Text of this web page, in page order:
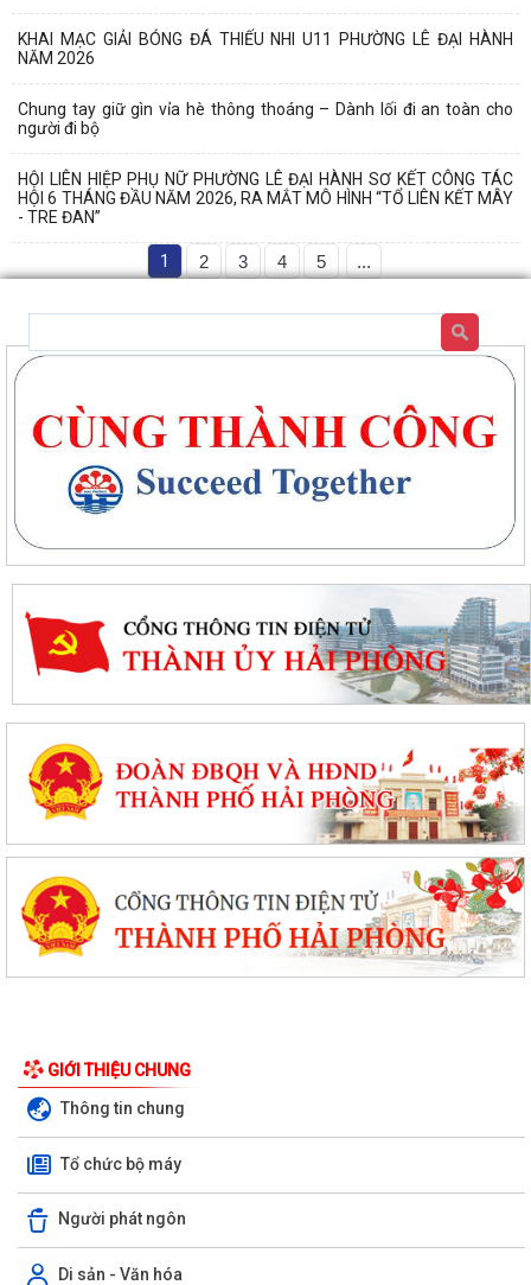
KHAI MẠC GIẢI BÓNG ĐÁ THIẾU NHI U11 PHƯỜNG LÊ ĐẠI HÀNH
NĂM 2026
Chung tay giữ gìn vỉa hè thông thoáng – Dành lối đi an toàn cho
người đi bộ
HỘI LIÊN HIỆP PHỤ NỮ PHƯỜNG LÊ ĐẠI HÀNH SƠ KẾT CÔNG TÁC
HỘI 6 THÁNG ĐẦU NĂM 2026, RA MẮT MÔ HÌNH “TỔ LIÊN KẾT MÂY
- TRE ĐAN”
1 2 3 4 5 ...
GIỚI THIỆU CHUNG
Thông tin chung
Tổ chức bộ máy
Người phát ngôn
Di sản - Văn hóa